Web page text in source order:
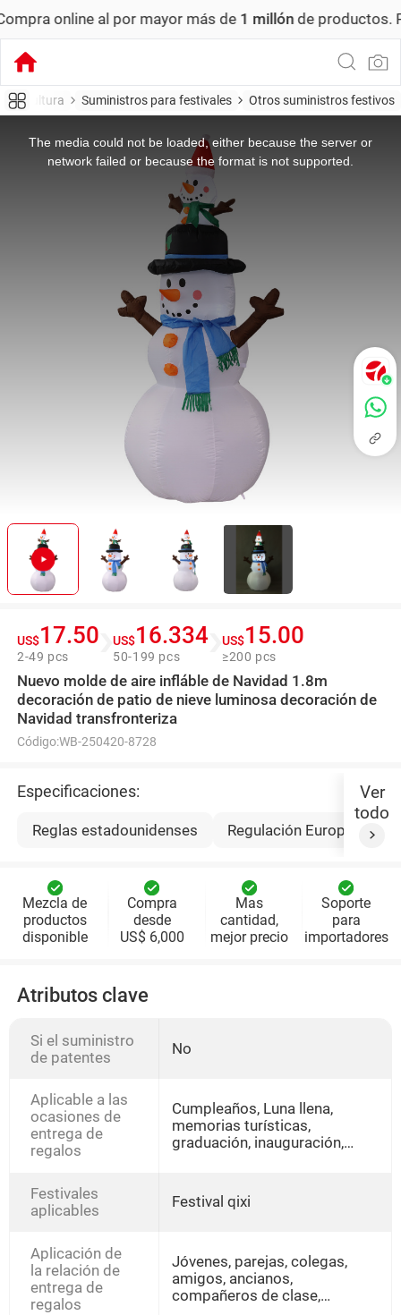
online al por mayor más de1 millónde productos.
cultura Suministros para festivales Otros suministros festivos
The media could not be loaded, either because the server or
network failed or because the format is not supported.
US$17.50
2-49 pcs
US$16.334
50-199 pcs
US$15.00
≥200 pcs
Nuevo molde de aire infláble de Navidad 1.8m
decoración de patio de nieve luminosa decoración de
Navidad transfronteriza
Código:WB-250420-8728
Especificaciones:
Reglas estadounidenses Regulación Europea
Ver
todo
Mezcla de
productos
disponible
Compra
desde
US$ 6,000
Mas
cantidad,
mejor precio
Soporte
para
importadores
Atributos clave
Si el suministro
de patentes
No
Aplicable a las
ocasiones de
entrega de
regalos
Cumpleaños, Luna llena,
memorias turísticas,
graduación, inauguración,
Festivales
aplicables
Festival qixi
Aplicación de
la relación de
entrega de
regalos
Jóvenes, parejas, colegas,
amigos, ancianos,
compañeros de clase,